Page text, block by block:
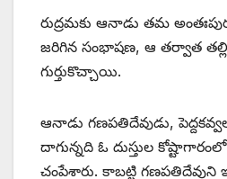
రుద్రమకు ఆనాడు తమ
జరిగిన సంభాషణ, ఆ తర్వాత
గుర్తుకొచ్చాయి.
ఆనాడు గణపతిదేవుడు,
దాగున్నది ఓ దుస్తుల
చంపేశారు. కాబట్టి గణపతిదేవుని